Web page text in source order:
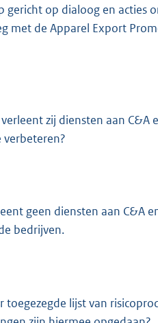
gericht op dialoog en acties
met de Apparel Export
zij diensten aan
verbeteren?
geen diensten aan C&A
bedrijven.
lijst van